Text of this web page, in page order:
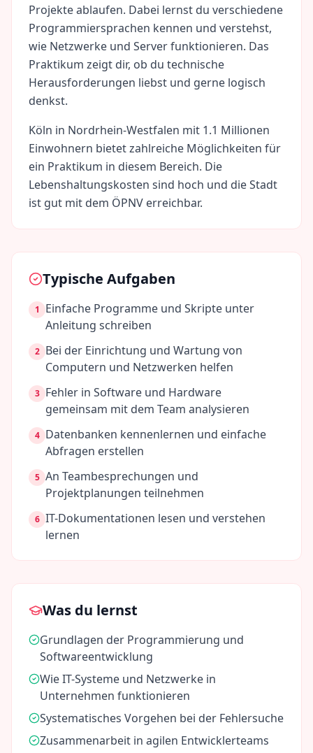
Projekte ablaufen. Dabei lernst du verschiedene
Programmiersprachen kennen und verstehst,
wie Netzwerke und Server funktionieren. Das
Praktikum zeigt dir, ob du technische
Herausforderungen liebst und gerne logisch
denkst.
Köln in Nordrhein-Westfalen mit 1.1 Millionen
Einwohnern bietet zahlreiche Möglichkeiten für
ein Praktikum in diesem Bereich. Die
Lebenshaltungskosten sind hoch und die Stadt
ist gut mit dem ÖPNV erreichbar.
Typische Aufgaben
1
Einfache Programme und Skripte unter
Anleitung schreiben
2 Bei der Einrichtung und Wartung von
Computern und Netzwerken helfen
3 Fehler in Software und Hardware
gemeinsam mit dem Team analysieren
4 Datenbanken kennenlernen und einfache
Abfragen erstellen
5 An Teambesprechungen und
Projektplanungen teilnehmen
6 IT-Dokumentationen lesen und verstehen
lernen
Was du lernst
Grundlagen der Programmierung und
Softwareentwicklung
Wie IT-Systeme und Netzwerke in
Unternehmen funktionieren
Systematisches Vorgehen bei der Fehlersuche
Zusammenarbeit in agilen Entwicklerteams